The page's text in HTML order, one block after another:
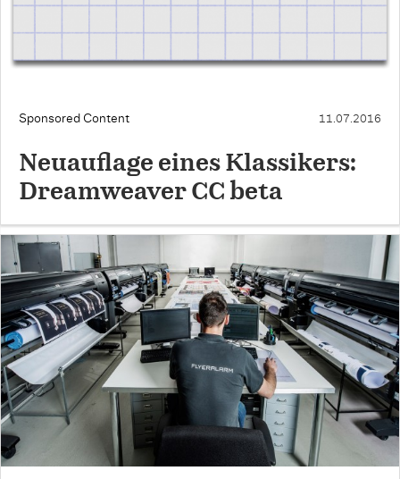
Sponsored Content 11.07.2016
Neuauflage eines Klassikers:
Dreamweaver CC beta